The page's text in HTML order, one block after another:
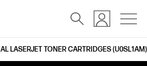
LASERJET TONER CARTRIDGES (U0SL1AM)